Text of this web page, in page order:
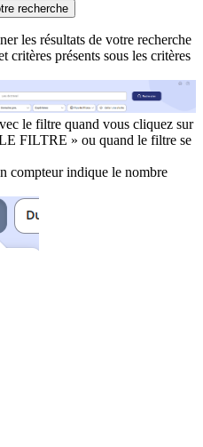
recherche
les résultats de votre recherche
critères présents sous les critères
le filtre quand vous cliquez sur
FILTRE » ou quand le filtre se
compteur indique le nombre